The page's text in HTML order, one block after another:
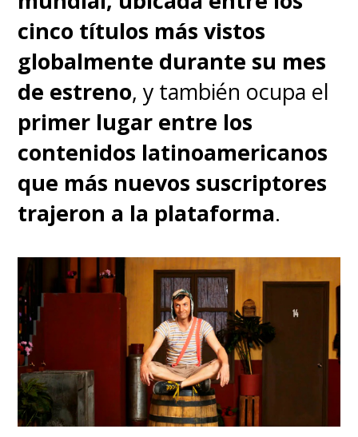
cinco títulos más vistos
globalmente durante su mes
de estreno, y también ocupa el
primer lugar entre los
contenidos latinoamericanos
que más nuevos suscriptores
trajeron a la plataforma.